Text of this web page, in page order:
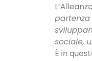
sociale,
È in